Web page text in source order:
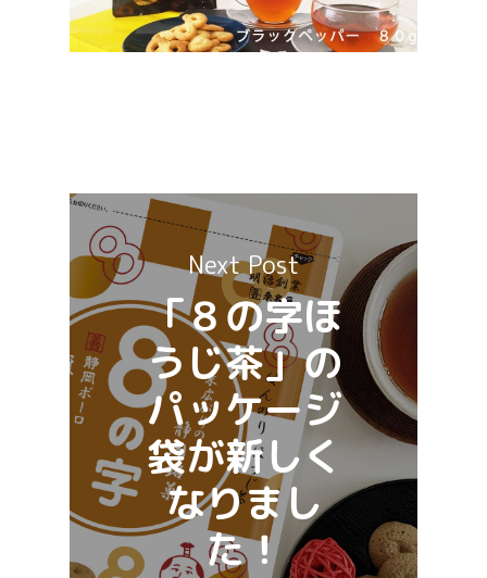
Next Post
「８の字ほ
うじ茶」の
パッケージ
袋が新しく
なりまし
た！